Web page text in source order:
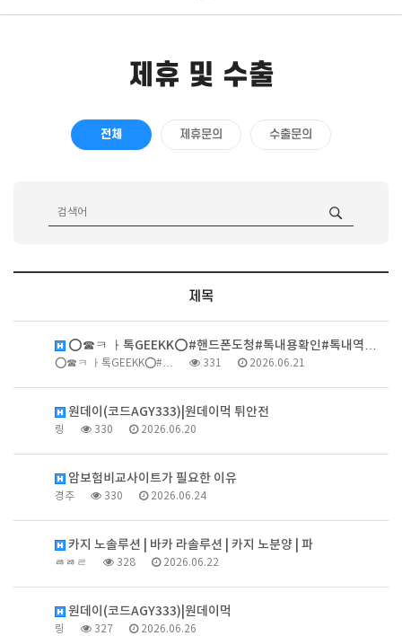
제휴 및 수출
전체 제휴문의 수출문의
제목
⭕️☎ㅋ ㅏ톡GEEKK⭕️#핸드폰도청#톡내용확인#톡내역…
⭕️☎ㅋ ㅏ톡GEEKK⭕️#… 331 2026.06.21
원데이(코드AGY333)|원데이먹 튀안전
링 330 2026.06.20
암보험비교사이트가 필요한 이유
경추 330 2026.06.24
카지 노솔루션 | 바카 라솔루션 | 카지 노분양 | 파
ㅀㅀㄹ 328 2026.06.22
원데이(코드AGY333)|원데이먹
링 327 2026.06.26